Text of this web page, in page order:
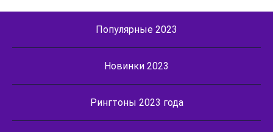
Популярные 2023
Новинки 2023
Рингтоны 2023 года